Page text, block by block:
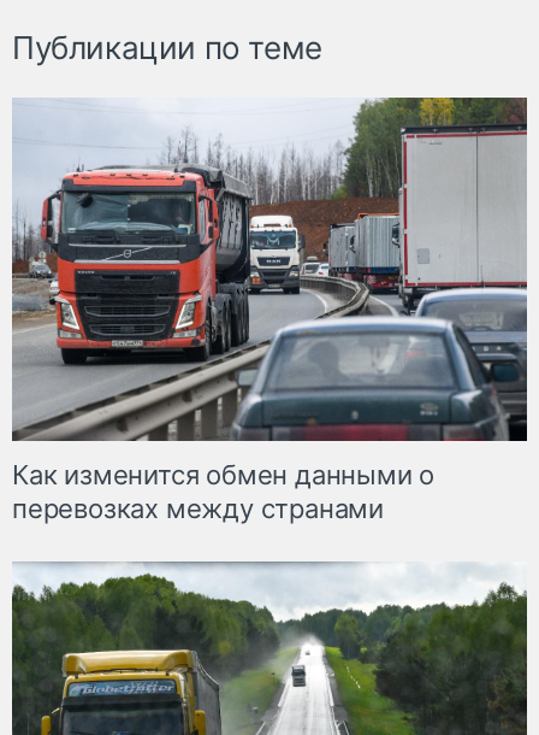
Публикации по теме
Как изменится обмен данными о
перевозках между странами